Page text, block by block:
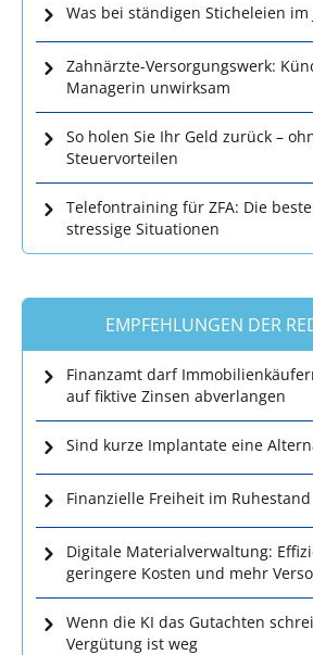
Was bei ständigen Sticheleien im
Zahnärzte-Versorgungswerk:
Managerin unwirksam
So holen Sie Ihr Geld zurück –
Steuervorteilen
Telefontraining für ZFA: Die
stressige Situationen
EMPFEHLUNGEN DER
Finanzamt darf
auf fiktive Zinsen abverlangen
Sind kurze Implantate eine
Finanzielle Freiheit im Ruhestand
Digitale Materialverwaltung:
geringere Kosten und mehr
Wenn die KI das Gutachten
Vergütung ist weg